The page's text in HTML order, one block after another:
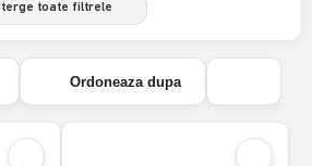
toate filtrele
Ordoneaza dupa